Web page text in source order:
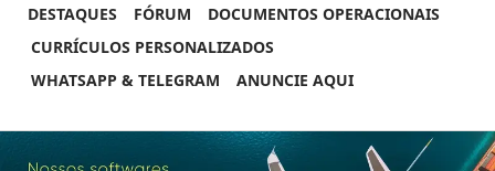
DESTAQUES FÓRUM
DOCUMENTOS OPERACIONAIS
CURRÍCULOS PERSONALIZADOS
WHATSAPP & TELEGRAM
ANUNCIE AQUI